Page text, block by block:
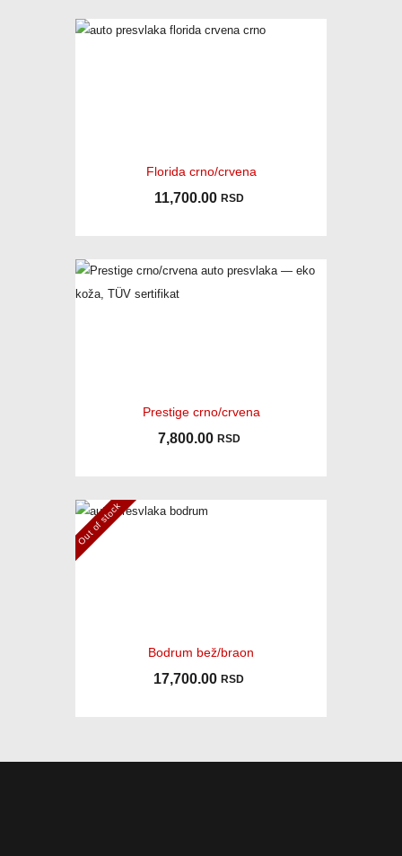
Florida crno/crvena
11,700.00 RSD
Prestige crno/crvena
7,800.00 RSD
Out of stock
Bodrum bež/braon
17,700.00 RSD